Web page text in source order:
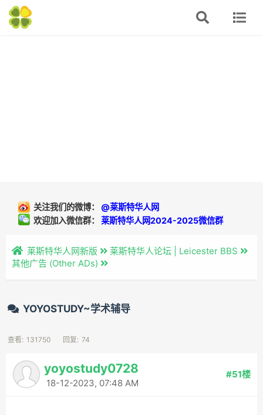
关注我们的微博： @莱斯特华人网
欢迎加入微信群： 莱斯特华人网2024-2025微信群
莱斯特华人网新版
莱斯特华人论坛 | Leicester BBS
其他广告 (Other ADs)
YOYOSTUDY~学术辅导
查看: 131750 回复: 74
yoyostudy0728
18-12-2023, 07:48 AM
#51楼